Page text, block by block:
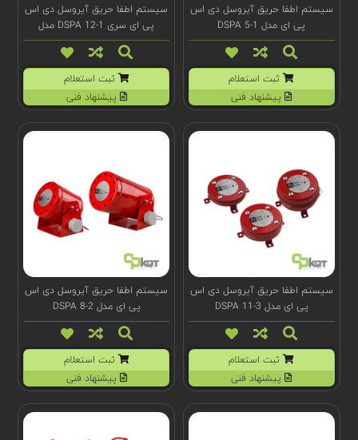
سیستم اطفا حریق آیروسل دی اس
پی ای مدل DSPA 5-1
ثبت استعلام
پیشنهاد فنی
سیستم اطفا حریق آیروسل دی اس
پی ای سری DSPA 12-1 مدل
(e)100020
ثبت استعلام
پیشنهاد فنی
سیستم اطفا حریق آیروسل دی اس
پی ای مدل DSPA 11-3
ثبت استعلام
پیشنهاد فنی
سیستم اطفا حریق آیروسل دی اس
پی ای مدل 2-DSPA 8
ثبت استعلام
پیشنهاد فنی